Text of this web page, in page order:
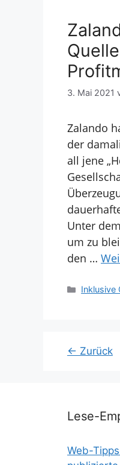
3. Mai 2021
Zalando
der
all jene
Unter
um zu
den …
Inklusive
← Zurück
Lese-
Web-